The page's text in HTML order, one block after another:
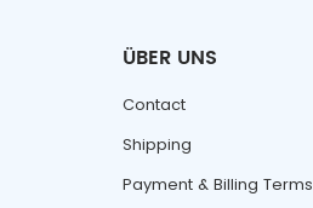
ÜBER UNS
Contact
Shipping
Payment & Billing Terms